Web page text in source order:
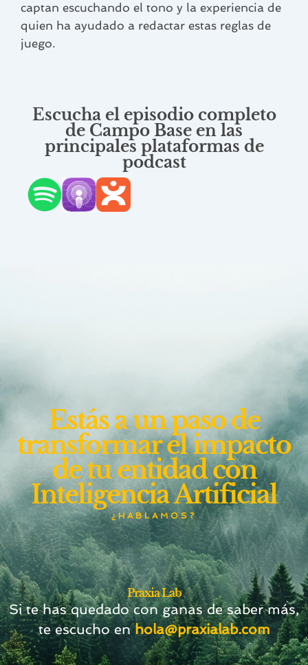
captan escuchando el tono y la experiencia de
quien ha ayudado a redactar estas reglas de
juego.
Escucha el episodio completo
de Campo Base en las
principales plataformas de
podcast
Estás a un paso de
transformar el impacto
de tu entidad con
Inteligencia Artificial
¿HABLAMOS?
Praxia Lab
Si te has quedado con ganas de saber más,
te escucho enhola@praxialab.com